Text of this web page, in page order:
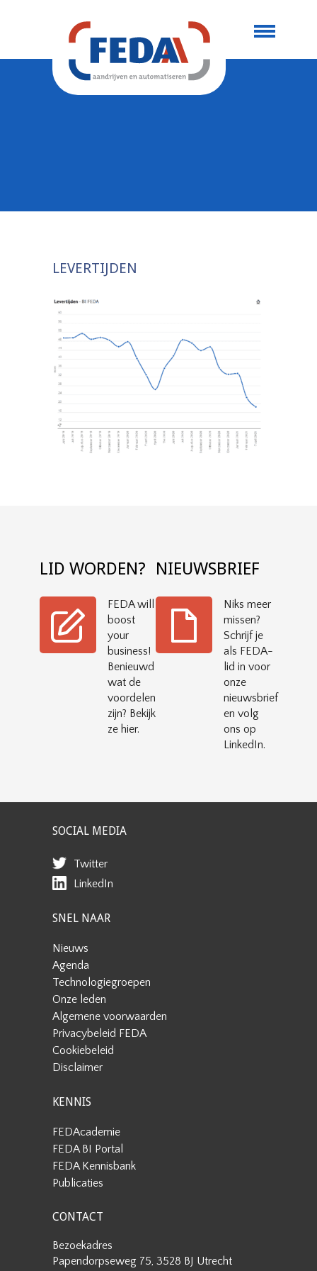
LEVERTIJDEN
LID WORDEN?
FEDA will
boost
your
business!
Benieuwd
wat de
voordelen
zijn? Bekijk
ze hier.
NIEUWSBRIEF
Niks meer
missen?
Schrijf je
als FEDA-
lid in voor
onze
nieuwsbrief
en volg
ons op
LinkedIn.
SOCIAL MEDIA
Twitter
LinkedIn
SNEL NAAR
Nieuws
Agenda
Technologiegroepen
Onze leden
Algemene voorwaarden
Privacybeleid FEDA
Cookiebeleid
Disclaimer
KENNIS
FEDAcademie
FEDA BI Portal
FEDA Kennisbank
Publicaties
CONTACT
Bezoekadres
Papendorpseweg 75, 3528 BJ Utrecht